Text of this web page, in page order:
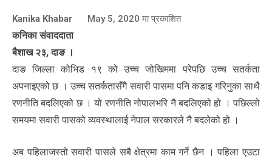
Kanika Khabar May 5, 2020 मा प्रकाशित
कनिका संवाददाता
बैशाख २३, दाङ ।
दाङ जिल्ला कोभिड १९ को उच्च जोखिममा परेपछि उच्च सतर्कता
अपनाइएको छ । उच्च सतर्कतासँगै सवारी पासमा पनि कडाइ गरिनुका साथै
रणनीति बदलिएको छ । यो रणनीति नोपालभरि नै बदलिएको हो । पछिल्लो
समयमा सवारी पासको व्यवस्थालाई नेपाल सरकारले नै बदलेको हो ।
अब पहिलाजस्तो सवारी पासले सबै क्षेत्रमा काम गर्ने छैन । पहिला एउटा